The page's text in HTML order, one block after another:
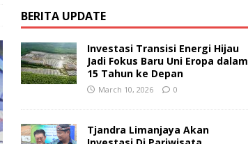
BERITA UPDATE
Investasi Transisi Energi Hijau
Jadi Fokus Baru Uni Eropa dalam
15 Tahun ke Depan
March 10, 2026 0
Tjandra Limanjaya Akan